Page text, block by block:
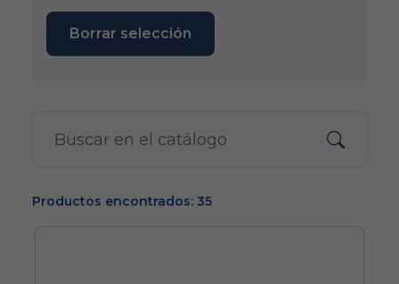
Borrar selección
Productos encontrados: 35